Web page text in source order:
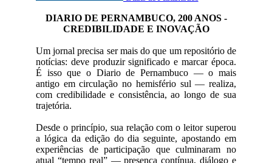
DIARIO DE PERNAMBUCO, 200 ANOS -
CREDIBILIDADE E INOVAÇÃO
Um jornal precisa ser mais do que um repositório de
notícias: deve produzir significado e marcar época.
É isso que o Diario de Pernambuco — o mais
antigo em circulação no hemisfério sul — realiza,
com credibilidade e consistência, ao longo de sua
trajetória.
Desde o princípio, sua relação com o leitor superou
a lógica da edição do dia seguinte, apostando em
experiências de participação que culminaram no
atual “tempo real” — presença contínua, diálogo e